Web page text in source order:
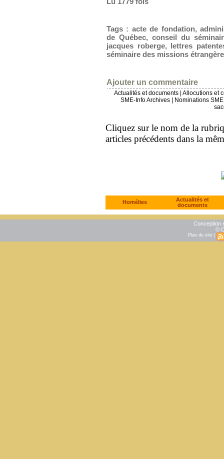
Tags : acte de fondation,
de Québec, conseil du
jacques roberge, lettres
séminaire des missions
Ajouter un commentaire
Actualités et documents
Allocutions et
SME-Info Archives
Nominations
Cliquez sur le nom de la
articles précédents dans la
Homélies
Actualités et
documents
Conception
©
Plan du site